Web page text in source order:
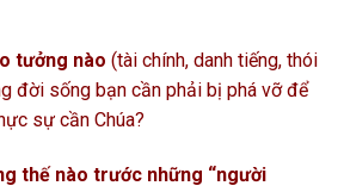
tưởng nào (tài chính, danh tiếng, thói
đời sống bạn cần phải bị phá vỡ để
sự cần Chúa?
thế nào trước những “người